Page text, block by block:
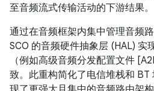
至音频流式传输活动的下游结果。
通过在音频框架内集中管理音频
SCO 的音频硬件抽象层 (HAL) 实
（例如高级音频分发配置文件
致。此重构简化了电信堆栈和